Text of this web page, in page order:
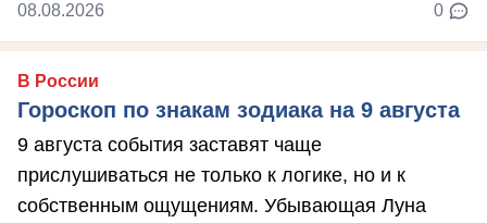
08.08.2026 0
В России
Гороскоп по знакам зодиака на 9 августа
9 августа события заставят чаще
прислушиваться не только к логике, но и к
собственным ощущениям. Убывающая Луна